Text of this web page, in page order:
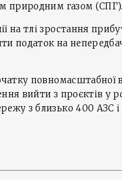
природним газом (СПГ).
на тлі зростання
податок на
повномасштабної
вийти з проєктів у
з близько 400 АЗС